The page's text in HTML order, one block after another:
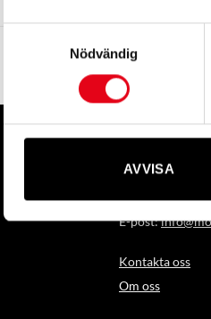
Nödvändig
AVVISA
Kontakta
Amerikavägen
Telefon:
E-post:
Kontakta oss
Om oss